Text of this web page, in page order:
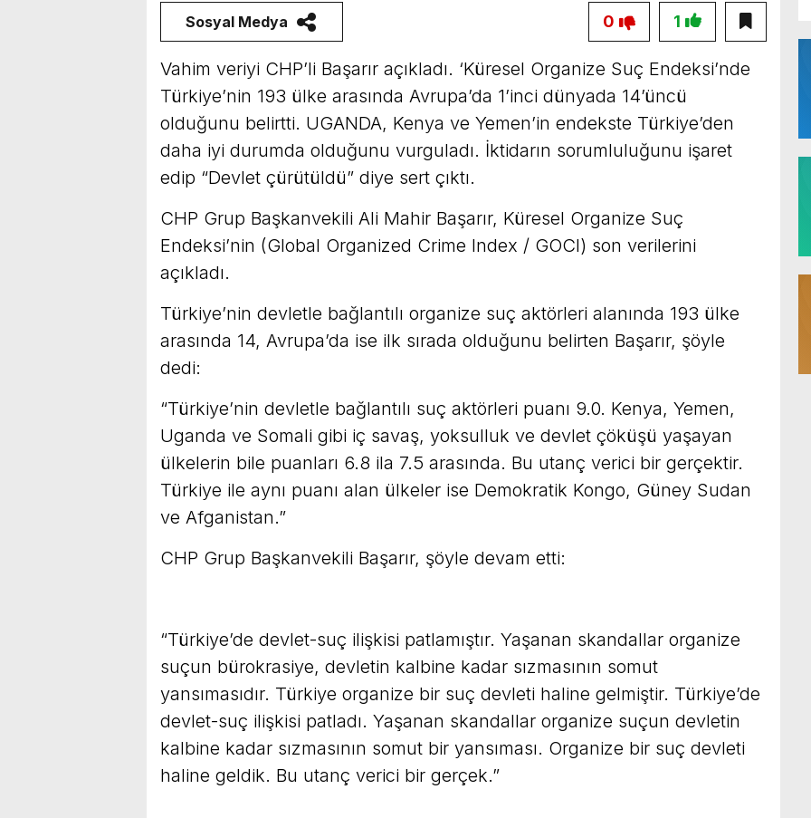
Sosyal Medya 1
0
Vahim veriyi CHP’li Başarır açıkladı. ‘Küresel Organize Suç Endeksi’nde
Türkiye’nin 193 ülke arasında Avrupa’da 1’inci dünyada 14’üncü
olduğunu belirtti. UGANDA, Kenya ve Yemen’in endekste Türkiye’den
daha iyi durumda olduğunu vurguladı. İktidarın sorumluluğunu işaret
edip “Devlet çürütüldü” diye sert çıktı.
CHP Grup Başkanvekili Ali Mahir Başarır, Küresel Organize Suç
Endeksi’nin (Global Organized Crime Index / GOCI) son verilerini
açıkladı.
Türkiye’nin devletle bağlantılı organize suç aktörleri alanında 193 ülke
arasında 14, Avrupa’da ise ilk sırada olduğunu belirten Başarır, şöyle
dedi:
“Türkiye’nin devletle bağlantılı suç aktörleri puanı 9.0. Kenya, Yemen,
Uganda ve Somali gibi iç savaş, yoksulluk ve devlet çöküşü yaşayan
ülkelerin bile puanları 6.8 ila 7.5 arasında. Bu utanç verici bir gerçektir.
Türkiye ile aynı puanı alan ülkeler ise Demokratik Kongo, Güney Sudan
ve Afganistan.”
CHP Grup Başkanvekili Başarır, şöyle devam etti:
“Türkiye’de devlet-suç ilişkisi patlamıştır. Yaşanan skandallar organize
suçun bürokrasiye, devletin kalbine kadar sızmasının somut
yansımasıdır. Türkiye organize bir suç devleti haline gelmiştir. Türkiye’de
devlet-suç ilişkisi patladı. Yaşanan skandallar organize suçun devletin
kalbine kadar sızmasının somut bir yansıması. Organize bir suç devleti
haline geldik. Bu utanç verici bir gerçek.”